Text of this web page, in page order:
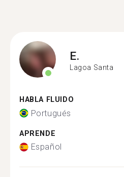
E.
Lagoa Santa
HABLA FLUIDO
Portugués
APRENDE
Español